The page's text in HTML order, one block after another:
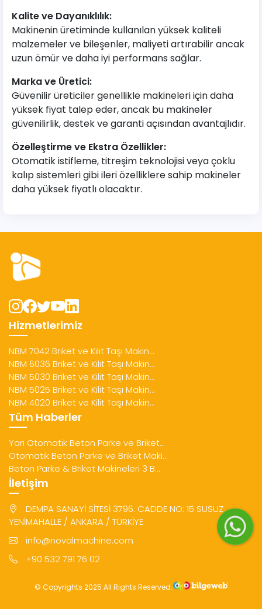
Kalite ve Dayanıklılık:
Makinenin üretiminde kullanılan yüksek kaliteli
malzemeler ve bileşenler, maliyeti artırabilir ancak
uzun ömür ve daha iyi performans sağlar.
Marka ve Üretici:
Güvenilir üreticiler genellikle makineleri için daha
yüksek fiyat talep eder, ancak bu makineler
güvenilirlik, destek ve garanti açısından avantajlıdır.
Özelleştirme ve Ekstra Özellikler:
Otomatik istifleme, titreşim teknolojisi veya çoklu
kalıp sistemleri gibi ileri özelliklere sahip makineler
daha yüksek fiyatlı olacaktır.
Hizmetlerimiz
NBM 7042 Briket ve Kilit Taşı Makin...
NBM 6036 Briket ve Kilit Taşı Makin...
NBM 5030 Briket ve Kilit Taşı Makin...
NBM 5025 Briket ve Kilit Taşı Makin...
NBM 4020 Briket ve Kilit Taşı Makin...
Tüm Haberler
Yarı Otomatik Beton Parke ve Briket...
Otomatik Beton Parke ve Briket Maki...
Beton Parke & Briket Makineleri 3 B...
İletişim
DEMPA SANAYİ SİTESİ 3796. CADDE NO: 15 SUSUZ
YENİMAHALLE / ANKARA / TÜRKİYE
info@novalmachine.com
+90 532 791 76 02
© Copyrights 2025 All Rights Reserved.